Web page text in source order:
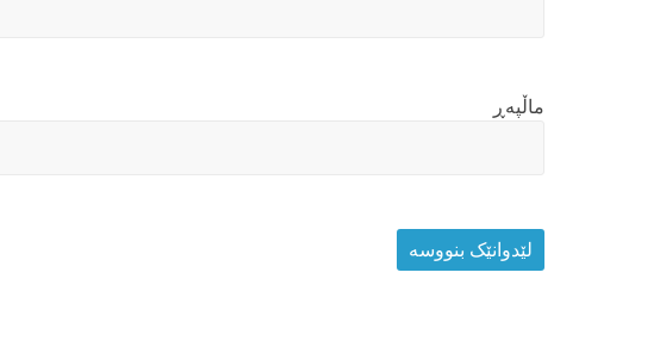
ماڵپه‌ڕ